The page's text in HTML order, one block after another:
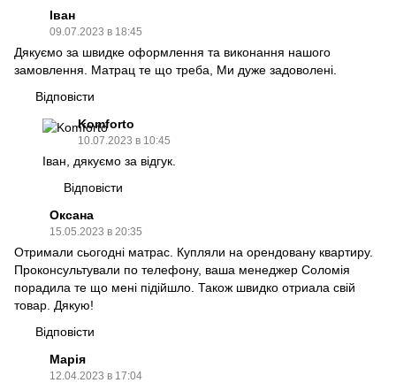
Іван
09.07.2023 в 18:45
Дякуємо за швидке оформлення та виконання нашого
замовлення. Матрац те що треба, Ми дуже задоволені.
Відповісти
Komforto
10.07.2023 в 10:45
Іван, дякуємо за відгук.
Відповісти
Оксана
15.05.2023 в 20:35
Отримали сьогодні матрас. Купляли на орендовану квартиру.
Проконсультували по телефону, ваша менеджер Соломія
порадила те що мені підійшло. Також швидко отриала свій
товар. Дякую!
Відповісти
Марія
12.04.2023 в 17:04